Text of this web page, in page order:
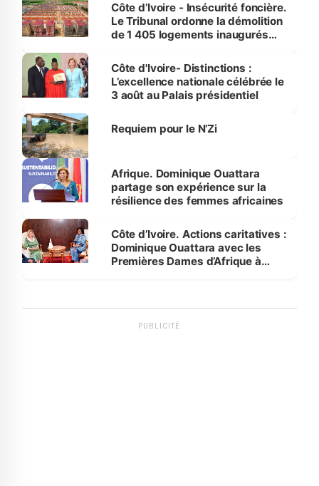
Côte d’Ivoire - Insécurité foncière.
Le Tribunal ordonne la démolition
de 1 405 logements inaugurés
Bassam
Côte d'Ivoire- Distinctions :
L’excellence nationale célébrée le
3 août au Palais présidentiel
Requiem pour le N’Zi
Afrique. Dominique Ouattara
partage son expérience sur la
résilience des femmes africaines
Côte d’Ivoire. Actions caritatives :
Dominique Ouattara avec les
Premières Dames d’Afrique à
PUBLICITÉ